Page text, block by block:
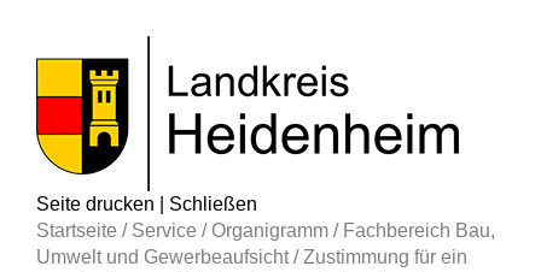
Seite drucken
Schließen
Startseite / Service /Organigramm / Fachbereich Bau,
Umwelt und Gewerbeaufsicht/Zustimmung für ein